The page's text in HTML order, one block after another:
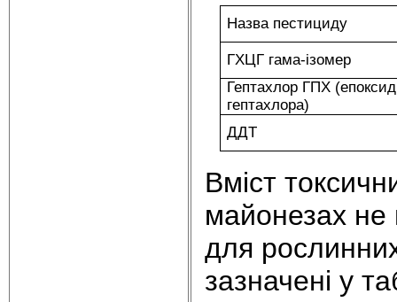
Назва пестициду
ГХЦГ гама-ізомер
Гептахлор ГПХ (епоксид
гептахлора)
ДДТ
Вміст
майонезах не
для
зазначені у